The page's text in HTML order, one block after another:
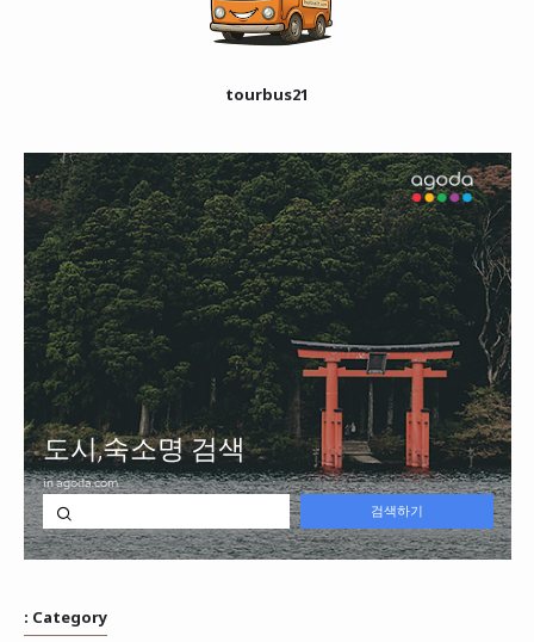
tourbus21
: Category